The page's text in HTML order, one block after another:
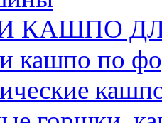
КАШПО
кашпо по